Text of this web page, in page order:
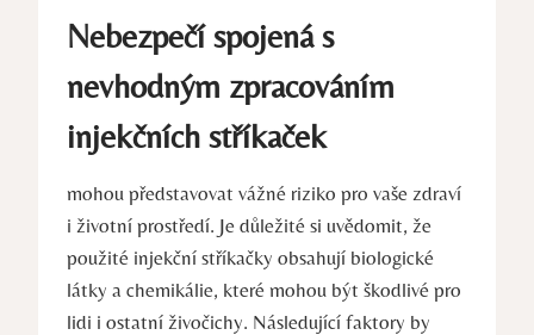
Nebezpečí spojená s
nevhodným zpracováním
injekčních stříkaček
mohou představovat vážné riziko pro vaše zdraví
i životní prostředí. Je důležité si uvědomit, že
použité injekční stříkačky obsahují biologické
látky a chemikálie, které mohou být škodlivé pro
lidi i ostatní živočichy. Následující faktory by